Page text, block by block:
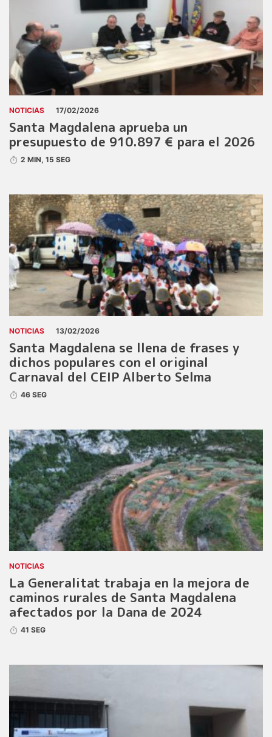
NOTICIAS 17/02/2026
Santa Magdalena aprueba un
presupuesto de 910.897 € para el 2026
2 MIN, 15 SEG
NOTICIAS 13/02/2026
Santa Magdalena se llena de frases y
dichos populares con el original
Carnaval del CEIP Alberto Selma
46 SEG
NOTICIAS
La Generalitat trabaja en la mejora de
caminos rurales de Santa Magdalena
afectados por la Dana de 2024
41 SEG